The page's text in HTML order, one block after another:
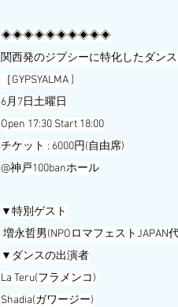
◈◈◈◈◈◈◈◈◈◈
関西発のジプシーに特化したダン
［GYPSYALMA ]
6月7日土曜日
Open 17:30 Start 18:00
チケット : 6000円(自由席)
@神戸100banホール
▼特別ゲスト
増永哲男(NPOロマフェストJAPAN
▼ダンスの出演者
La Teru(フラメンコ)
Shadia(ガワージー)